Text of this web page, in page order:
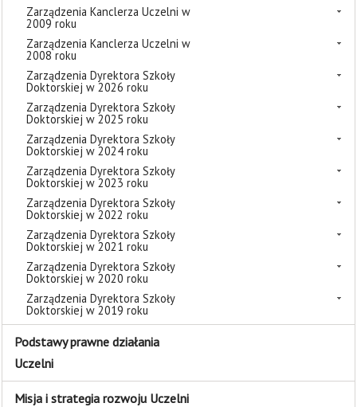
Zarządzenia Kanclerza Uczelni w
2009 roku
Zarządzenia Kanclerza Uczelni w
2008 roku
Zarządzenia Dyrektora Szkoły
Doktorskiej w 2026 roku
Zarządzenia Dyrektora Szkoły
Doktorskiej w 2025 roku
Zarządzenia Dyrektora Szkoły
Doktorskiej w 2024 roku
Zarządzenia Dyrektora Szkoły
Doktorskiej w 2023 roku
Zarządzenia Dyrektora Szkoły
Doktorskiej w 2022 roku
Zarządzenia Dyrektora Szkoły
Doktorskiej w 2021 roku
Zarządzenia Dyrektora Szkoły
Doktorskiej w 2020 roku
Zarządzenia Dyrektora Szkoły
Doktorskiej w 2019 roku
Podstawy prawne działania
Uczelni
Misja i strategia rozwoju Uczelni